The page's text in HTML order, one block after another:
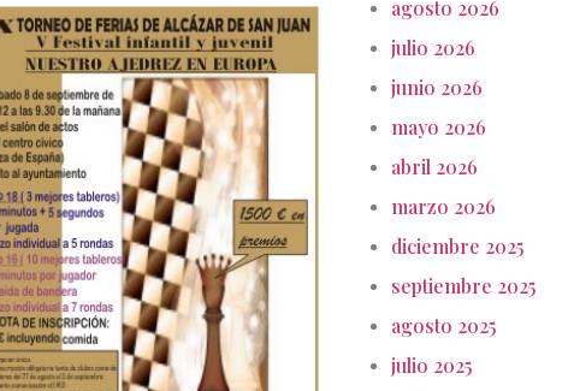
agosto 2026
julio 2026
junio 2026
mayo 2026
abril 2026
marzo 2026
diciembre 2025
septiembre 2025
agosto 2025
julio 2025